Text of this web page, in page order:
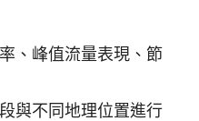
、峰值流量表現、節
與不同地理位置進行